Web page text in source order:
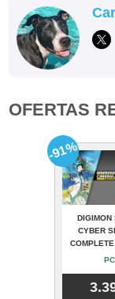
OFERTAS
DIGIMON
CYBER
PC
-91%